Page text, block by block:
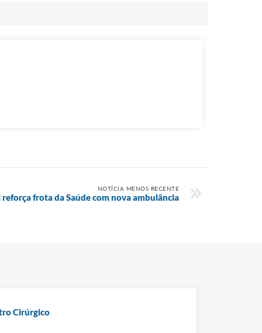
NOTÍCIA MENOS RECENTE
frota da Saúde com nova ambulância
Cirúrgico